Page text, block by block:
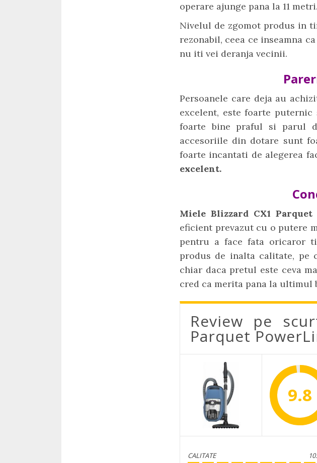
operare ajunge pana la 11 metri.
Nivelul de zgomot produs in
rezonabil, ceea ce inseamna
nu iti vei deranja vecinii.
Persoanele care deja au
excelent, este foarte
foarte bine praful si parul
accesoriile din dotare sunt
foarte incantati de alegerea
excelent.
Miele Blizzard CX1 Parquet
eficient prevazut cu o putere
pentru a face fata oricaror
produs de inalta calitate, pe
chiar daca pretul este ceva
cred ca merita pana la ultimul
Review pe
Parquet
9.8
CALITATE